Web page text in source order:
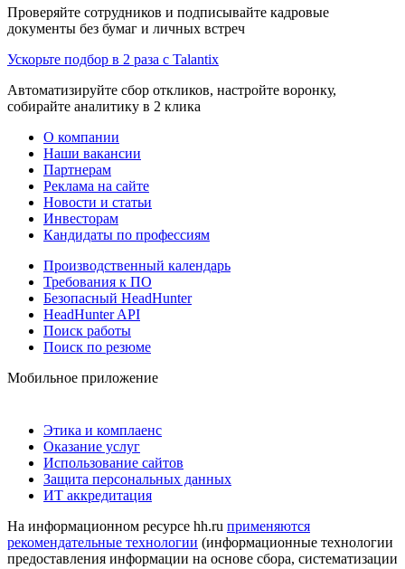
Проверяйте сотрудников и подписывайте кадровые
документы без бумаг и личных встреч
Ускорьте подбор в 2 раза с Talantix
Автоматизируйте сбор откликов, настройте воронку,
собирайте аналитику в 2 клика
О компании
Наши вакансии
Партнерам
Реклама на сайте
Новости и статьи
Инвесторам
Кандидаты по профессиям
Производственный календарь
Требования к ПО
Безопасный HeadHunter
HeadHunter API
Поиск работы
Поиск по резюме
Мобильное приложение
Этика и комплаенс
Оказание услуг
Использование сайтов
Защита персональных данных
ИТ аккредитация
На информационном ресурсе hh.ru применяются
рекомендательные технологии (информационные технологии
предоставления информации на основе сбора, систематизации